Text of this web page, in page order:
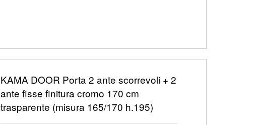
KAMA DOOR Porta 2 ante scorrevoli + 2
ante fisse finitura cromo 170 cm
trasparente (misura 165/170 h.195)